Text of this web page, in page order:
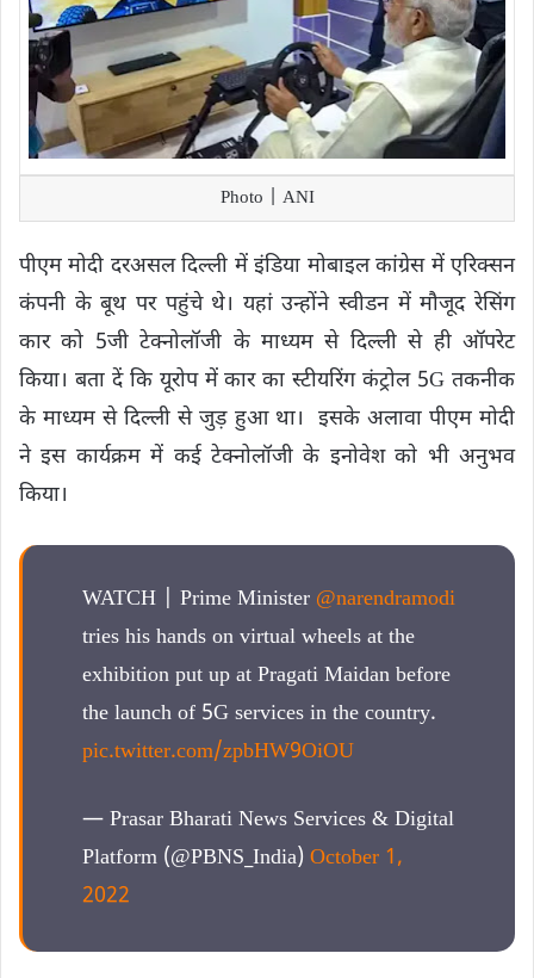
Photo | ANI
पीएम मोदी दरअसल दिल्ली में इंडिया मोबाइल कांग्रेस में एरिक्सन
कंपनी के बूथ पर पहुंचे थे। यहां उन्होंने स्वीडन में मौजूद रेसिंग
कार को 5जी टेक्नोलॉजी के माध्यम से दिल्ली से ही ऑपरेट
किया। बता दें कि यूरोप में कार का स्टीयरिंग कंट्रोल 5G तकनीक
के माध्यम से दिल्ली से जुड़ हुआ था। इसके अलावा पीएम मोदी
ने इस कार्यक्रम में कई टेक्नोलॉजी के इनोवेश काे भी अनुभव
किया।
WATCH | Prime Minister @narendramodi
tries his hands on virtual wheels at the
exhibition put up at Pragati Maidan before
the launch of 5G services in the country.
pic.twitter.com/zpbHW9OiOU
— Prasar Bharati News Services & Digital
Platform (@PBNS_India) October 1,
2022